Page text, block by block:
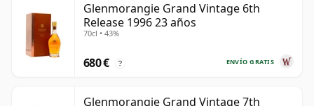
Glenmorangie Grand Vintage 6th
Release 1996 23 años
70cl • 43%
ENVÍO GRATIS
680 € ?
Glenmorangie Grand Vintage 7th